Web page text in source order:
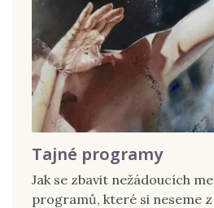
Tajné programy
Jak se zbavit nežádoucích
programů, které si neseme